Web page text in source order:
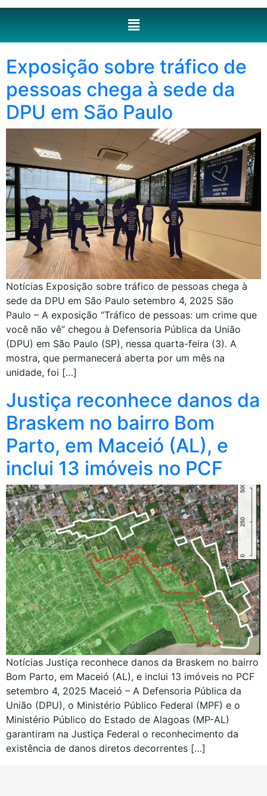
Exposição sobre tráfico de
pessoas chega à sede da
DPU em São Paulo
Notícias Exposição sobre tráfico de pessoas chega à
sede da DPU em São Paulo setembro 4, 2025 São
Paulo – A exposição “Tráfico de pessoas: um crime que
você não vê” chegou à Defensoria Pública da União
(DPU) em São Paulo (SP), nessa quarta-feira (3). A
mostra, que permanecerá aberta por um mês na
unidade, foi […]
Justiça reconhece danos da
Braskem no bairro Bom
Parto, em Maceió (AL), e
inclui 13 imóveis no PCF
Notícias Justiça reconhece danos da Braskem no bairro
Bom Parto, em Maceió (AL), e inclui 13 imóveis no PCF
setembro 4, 2025 Maceió – A Defensoria Pública da
União (DPU), o Ministério Público Federal (MPF) e o
Ministério Público do Estado de Alagoas (MP-AL)
garantiram na Justiça Federal o reconhecimento da
existência de danos diretos decorrentes […]